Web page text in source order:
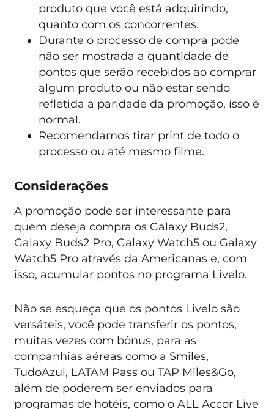
produto que você está adquirindo,
quanto com os concorrentes.
Durante o processo de compra pode
não ser mostrada a quantidade de
pontos que serão recebidos ao comprar
algum produto ou não estar sendo
refletida a paridade da promoção, isso é
normal.
Recomendamos tirar print de todo o
processo ou até mesmo filme.
Considerações
A promoção pode ser interessante para
quem deseja compra os Galaxy Buds2,
Galaxy Buds2 Pro, Galaxy Watch5 ou Galaxy
Watch5 Pro através da Americanas e, com
isso, acumular pontos no programa Livelo.
Não se esqueça que os pontos Livelo são
versáteis, você pode transferir os pontos,
muitas vezes com bônus, para as
companhias aéreas como a Smiles,
TudoAzul, LATAM Pass ou TAP Miles&Go,
além de poderem ser enviados para
programas de hotéis, como o ALL Accor Live